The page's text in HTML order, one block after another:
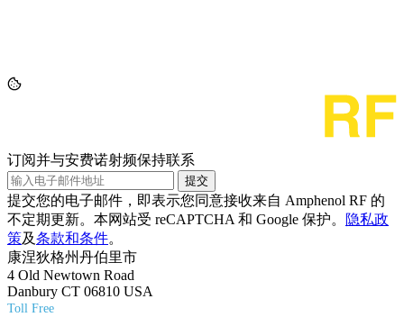
订阅并与安费诺射频保持联系
提交
提交您的电子邮件，即表示您同意接收来自 Amphenol RF 的
不定期更新。本网站受 reCAPTCHA 和 Google 保护。
隐私政
策及条款和条件。
康涅狄格州丹伯里市
4 Old Newtown Road
Danbury CT 06810 USA
Toll Free